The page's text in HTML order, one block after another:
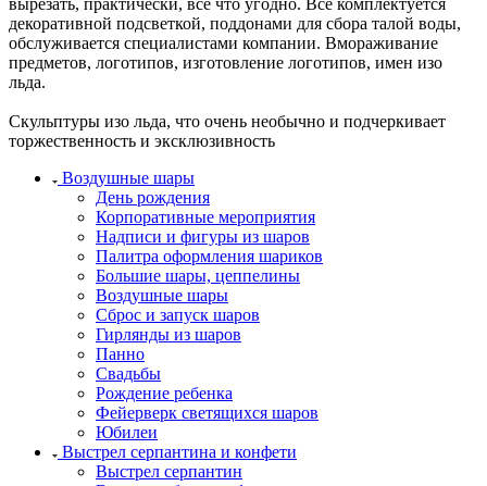
декоративной подсветкой, поддонами для сбора талой воды,
обслуживается специалистами компании. Вмораживание
предметов, логотипов, изготовление логотипов, имен изо
льда.
Скульптуры изо льда, что очень необычно и подчеркивает
торжественность и эксклюзивность
Воздушные шары
День рождения
Корпоративные мероприятия
Надписи и фигуры из шаров
Палитра оформления шариков
Большие шары, цеппелины
Воздушные шары
Сброс и запуск шаров
Гирлянды из шаров
Панно
Свадьбы
Рождение ребенка
Фейерверк светящихся шаров
Юбилеи
Выстрел серпантина и конфети
Выстрел серпантин